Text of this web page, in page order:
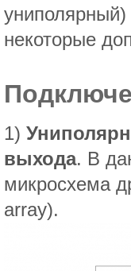
униполярный)
некоторые
1)
выхода. В
микросхема
array).